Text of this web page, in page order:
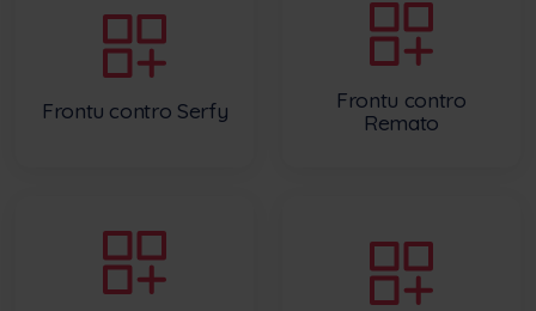
Frontu contro Serfy
Frontu contro
Remato